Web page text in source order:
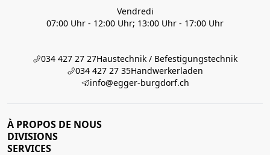
Vendredi
07:00 Uhr - 12:00 Uhr; 13:00 Uhr - 17:00 Uhr
034 427 27 27Haustechnik / Befestigungstechnik
034 427 27 35Handwerkerladen
info@egger-burgdorf.ch
À PROPOS DE NOUS
DIVISIONS
SERVICES